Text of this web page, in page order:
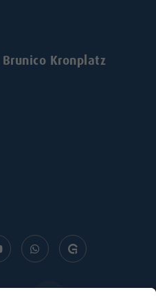
Kronplatz